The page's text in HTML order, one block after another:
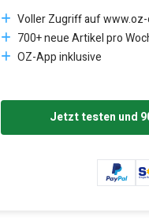
Voller Zugriff auf
700+ neue Artikel pro
OZ-App inklusive
Jetzt testen und